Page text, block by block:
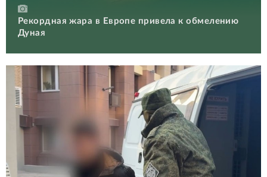
Рекордная жара в Европе привела к обмелению
Дуная